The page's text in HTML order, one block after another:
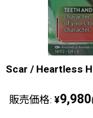
Scar / Heartless
販売価格: ¥9,980